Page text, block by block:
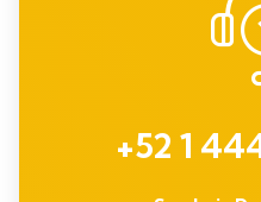
+52 1